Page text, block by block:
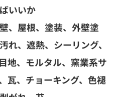
いいか
、屋根、塗装、外壁塗
れ、遮熱、シーリング、
地、モルタル、窯業系サ
瓦、チョーキング、色褪